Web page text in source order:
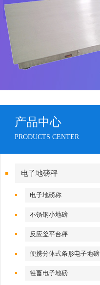
产品中心
PRODUCTS CENTER
电子地磅秤
电子地磅称
不锈钢小地磅
反应釜平台秤
便携分体式条形电子地磅
牲畜电子地磅